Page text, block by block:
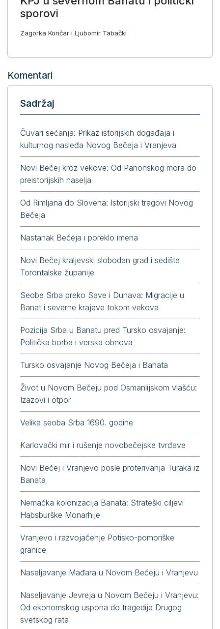
sporovi
Zagorka Končar i Ljubomir Tabački
Komentari
Sadržaj
Čuvari sećanja: Prikaz istorijskih događaja i
kulturnog nasleđa Novog Bečeja i Vranjeva
Novi Bečej kroz vekove: Od Panonskog mora do
preistorijskih naselja
Od Rimljana do Slovena: Istorijski tragovi Novog
Bečeja
Nastanak Bečeja i poreklo imena
Novi Bečej kraljevski slobodan grad i sedište
Torontalske županije
Seobe Srba preko Save i Dunava: Migracije u
Banat i severne krajeve tokom vekova
Pozicija Srba u Banatu pred Tursko osvajanje:
Politička borba i verska obnovа
Tursko osvajanje Novog Bečeja i Banata
Život u Novom Bečeju pod Osmanlijskom vlašću:
Izazovi i otpor
Velika seoba Srba 1690. godine
Karlovački mir i rušenje novobečejske tvrđave
Novi Bečej i Vranjevo posle proterivanja Turaka iz
Banata
Nemačka kolonizacija Banata: Strateški ciljevi
Habsburške Monarhije
Vranjevo i razvojačenje Potisko-pomoriške
granice
Naseljavanje Mađara u Novom Bečeju i Vranjevu
Naseljavanje Jevreja u Novom Bečeju i Vranjevu:
Od ekonomskog uspona do tragedije Drugog
svetskog rata